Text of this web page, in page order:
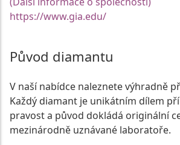
https://www.gia.edu/
Původ diamantu
V naší nabídce naleznete výhradně
Každý diamant je unikátním dílem
pravost a původ dokládá originální
mezinárodně uznávané laboratoře.